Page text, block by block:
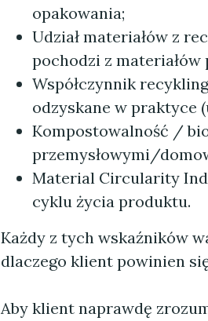
opakowania;
Udział materiałów z
pochodzi z
Współczynnik
odzyskane w praktyce
Kompostowalność /
przemysłowymi/
Material Circularity
cyklu życia produktu.
Każdy z tych wskaźników
dlaczego klient powinien
Aby klient naprawdę